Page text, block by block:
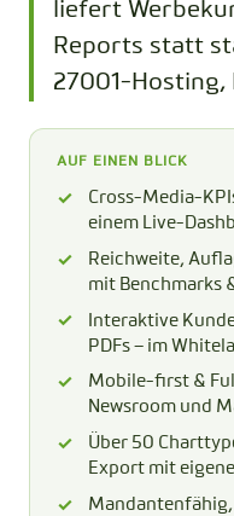
liefert
Reports statt
27001-Hosting,
AUF EINEN BLICK
Cross-Media-
einem Live-
Reichweite,
mit Benchmarks
Interaktive
PDFs – im
Mobile-first &
Newsroom und
Über 50
Export mit
Mandantenfähig,